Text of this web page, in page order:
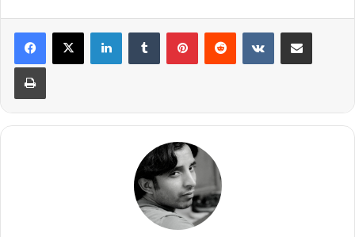
iqhd70ahfd9ps6ac1jtp69va43-20180625110712.Medi-
1.jpeg" alt="" width="800" height="448"
अक्षय कुमार ने अपनी इस फिल्म का ट्रेलर अपने ट्विटर हैंडल से शेयर किया है ये
फिल्म रीमा कागती के डायरेक्शन में बनी है. इस फिल्म को फरहान अख्तर ने
प्रोडूस किया है.